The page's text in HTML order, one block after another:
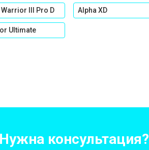
Warrior III Pro D Alpha XD
Ultimate
Нужна консультация?